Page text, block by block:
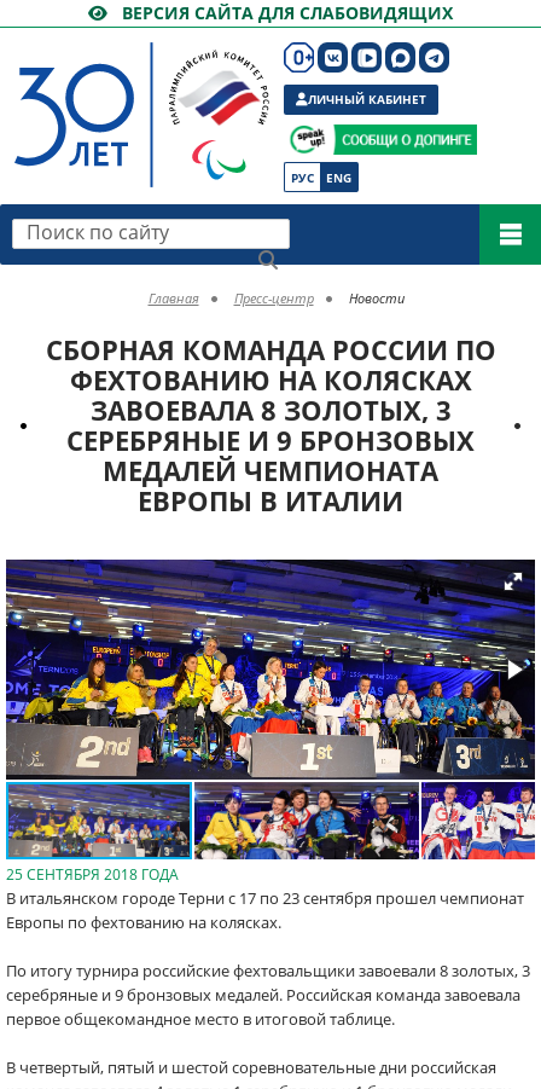
ВЕРСИЯ САЙТА ДЛЯ СЛАБОВИДЯЩИХ
РУС ENG
ЛИЧНЫЙ КАБИНЕТ
Поиск по сайту
Главная Пресс-центр Новости
СБОРНАЯ КОМАНДА РОССИИ ПО
ФЕХТОВАНИЮ НА КОЛЯСКАХ
ЗАВОЕВАЛА 8 ЗОЛОТЫХ, 3
СЕРЕБРЯНЫЕ И 9 БРОНЗОВЫХ
МЕДАЛЕЙ ЧЕМПИОНАТА
ЕВРОПЫ В ИТАЛИИ
25 СЕНТЯБРЯ 2018 ГОДА
В итальянском городе Терни с 17 по 23 сентября прошел чемпионат
Европы по фехтованию на колясках.
По итогу турнира российские фехтовальщики завоевали 8 золотых, 3
серебряные и 9 бронзовых медалей. Российская команда завоевала
первое общекомандное место в итоговой таблице.
В четвертый, пятый и шестой соревновательные дни российская